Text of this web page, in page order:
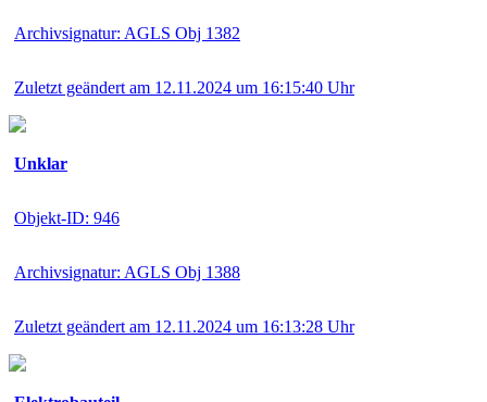
Archivsignatur: AGLS Obj 1382
Zuletzt geändert am 12.11.2024 um 16:15:40 Uhr
Unklar
Objekt-ID: 946
Archivsignatur: AGLS Obj 1388
Zuletzt geändert am 12.11.2024 um 16:13:28 Uhr